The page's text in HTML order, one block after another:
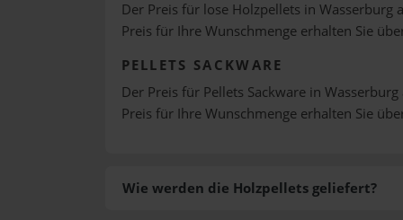
Der Preis für lose Holzpellets in Wasserburg
Preis für Ihre Wunschmenge erhalten Sie
PELLETS SACKWARE
Der Preis für Pellets Sackware in
Preis für Ihre Wunschmenge erhalten Sie
Wie werden die Holzpellets geliefert?